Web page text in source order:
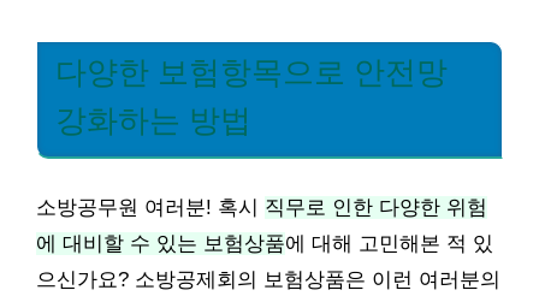
다양한 보험항목으로 안전망
강화하는 방법
소방공무원 여러분! 혹시 직무로 인한 다양한 위험
에 대비할 수 있는 보험상품에 대해 고민해본 적 있
으신가요? 소방공제회의 보험상품은 이런 여러분의